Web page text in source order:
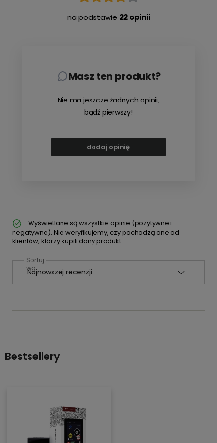
na podstawie 22 opinii
Masz ten produkt?
Nie ma jeszcze żadnych opinii,
bądź pierwszy!
dodaj opinię
Wyświetlane są wszystkie opinie (pozytywne i
negatywne). Nie weryfikujemy, czy pochodzą one od
klientów, którzy kupili dany produkt.
Sortuj
wg
Bestsellery